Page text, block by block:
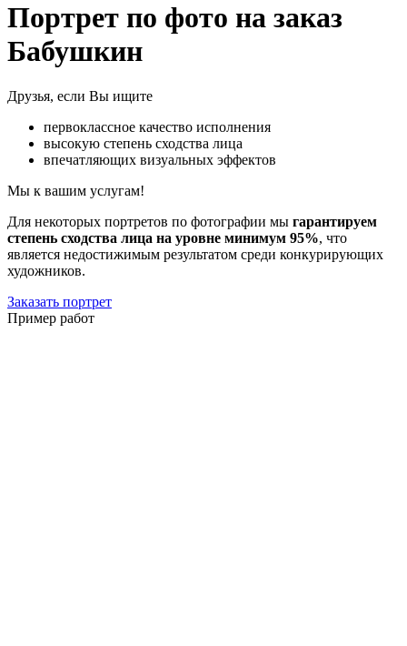
Портрет по фото на заказ
Бабушкин
Друзья, если Вы ищите
первоклассное качество исполнения
высокую степень сходства лица
впечатляющих визуальных эффектов
Мы к вашим услугам!
Для некоторых портретов по фотографии мы гарантируем
степень сходства лица на уровне минимум 95%, что
является недостижимым результатом среди конкурирующих
художников.
Заказать портрет
Пример работ